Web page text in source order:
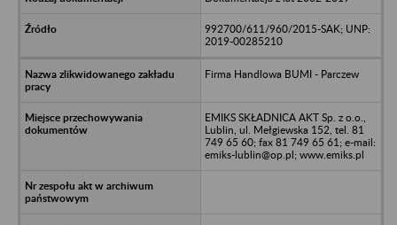
992700/611/960/2015-SAK; UNP:
2019-00285210
Firma Handlowa BUMI - Parczew
EMIKS SKŁADNICA AKT Sp. z o.o.,
Lublin, ul. Mełgiewska 152, tel. 81
749 65 60; fax 81 749 65 61; e-mail:
emiks-lublin@op.pl; www.emiks.pl